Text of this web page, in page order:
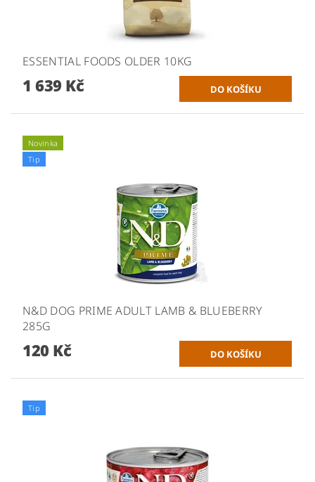
ESSENTIAL FOODS OLDER 10KG
1 639 Kč
Novinka
Tip
N&D DOG PRIME ADULT LAMB & BLUEBERRY
285G
120 Kč
Tip